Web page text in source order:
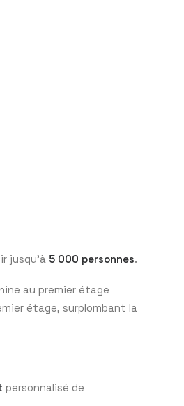
jusqu’à 5 000 personnes.
au premier étage
étage, surplombant la
personnalisé de